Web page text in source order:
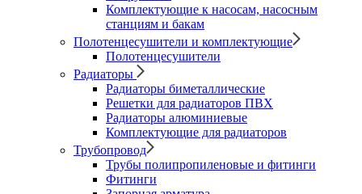
Комплектующие к насосам, насосным
станциям и бакам
Полотенцесушители и комплектующие
Полотенцесушители
Радиаторы
Радиаторы биметаллические
Решетки для радиаторов ПВХ
Радиаторы алюминиевые
Комплектующие для радиаторов
Трубопровод
Трубы полипропиленовые и фитинги
Фитинги